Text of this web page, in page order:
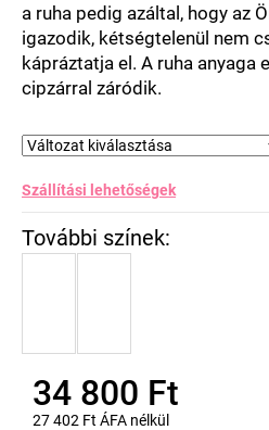
a ruha pedig azáltal, hogy az
igazodik, kétségtelenül nem
kápráztatja el. A ruha anyaga
cipzárral záródik.
Szállítási lehetőségek
34 800 Ft
27 402 Ft ÁFA nélkül